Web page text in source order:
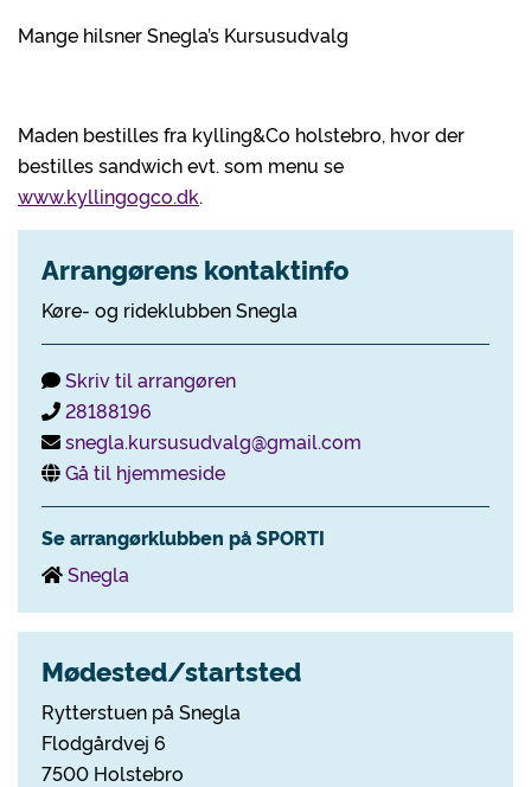
Mange hilsner Snegla’s Kursusudvalg
Maden bestilles fra kylling&Co holstebro, hvor der
bestilles sandwich evt. som menu se
www.kyllingogco.dk.
Arrangørens kontaktinfo
Køre- og rideklubben Snegla
Skriv til arrangøren
28188196
snegla.kursusudvalg@gmail.com
Gå til hjemmeside
Se arrangørklubben på SPORTI
Snegla
Mødested/startsted
Rytterstuen på Snegla
Flodgårdvej 6
7500 Holstebro